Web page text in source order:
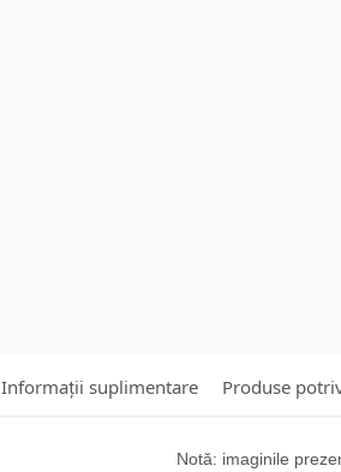
Informații suplimentare Produse
Notă: imaginile